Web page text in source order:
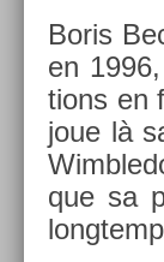
Boris
en
tions en
joue là
que sa